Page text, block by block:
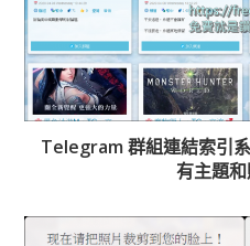
Telegram 群組連結索引
有主題